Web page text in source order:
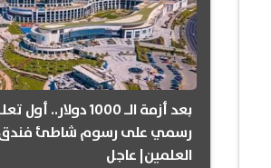
بعد أزمة الـ 1000 دولار..
رسمي على رسوم شاطئ
العلمين| عاجل